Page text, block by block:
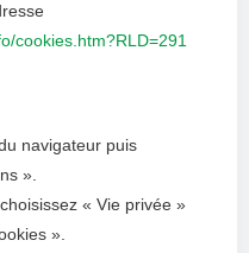
cookies.htm?RLD=291
navigateur puis
».
« Vie privée »
».